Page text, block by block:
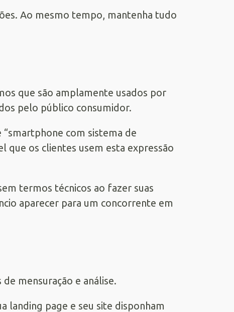
Ao mesmo tempo, mantenha tudo
que são amplamente usados por
pelo público consumidor.
com sistema de
que os clientes usem esta expressão
termos técnicos ao fazer suas
aparecer para um concorrente em
mensuração e análise.
landing page e seu site disponham